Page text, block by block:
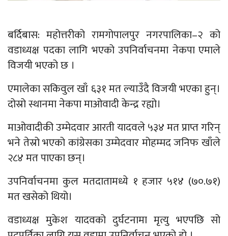
बर्दिबास: महोत्तरीको रामगोपालपुर नगरपालिका–२ को
वडाध्यक्ष पदका लागि भएको उपनिर्वाचनमा नेकपा एमाले
विजयी भएको छ ।
एमालेका सकिवुल खाँ ६३१ मत ल्याउँदै विजयी भएका हुन्।
दोस्रो स्थानमा नेकपा माओवादी केन्द्र रह्यो।
माओवादीकी उम्मेदवार आरती यादवले ५३४ मत प्राप्त गरिन्
भने तेस्रो भएको कांग्रेसका उम्मेदवार मोहम्मद जनिफ खाँले
२८४ मत पाएका छन्।
उपनिर्वाचनमा कुल मतदातामध्ये १ हजार ५१४ (७०.७१)
मत खसेको थियो।
वडाध्यक्ष मुकेश यादवको दुर्घटनामा मृत्यु भएपछि सो